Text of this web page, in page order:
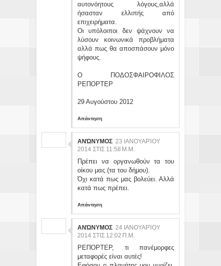
αυτονόητους λόγους,αλλά
ήσασταν ελλιπής από
επιχειρήματα.
Οι υπόλοιποι δεν ψάχνουν να
λύσουν κοινωνικά προβλήματα
αλλά πως θα αποσπάσουν μόνο
ψήφους.
Ο ΠΟΔΟΣΦΑΙΡΟΦΙΛΟΣ
ΡΕΠΟΡΤΕΡ
29 Αυγούστου 2012
Απάντηση
ΑΝΏΝΥΜΟΣ 23 ΙΑΝΟΥΑΡΊΟΥ
2014 ΣΤΙΣ 11:58 Μ.Μ.
Πρέπει να οργανωθούν τα του
οίκου μας (τα του δήμου).
Όχι κατά πως μας βολεύει. Αλλά
κατά πως πρέπει.
Απάντηση
ΑΝΏΝΥΜΟΣ 24 ΙΑΝΟΥΑΡΊΟΥ
2014 ΣΤΙΣ 12:02 Π.Μ.
ΡΕΠΟΡΤΕΡ, τι πανέμορφες
μεταφορές είναι αυτές!